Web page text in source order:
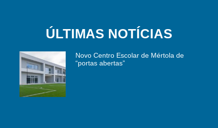
ÚLTIMAS NOTÍCIAS
Novo Centro Escolar de Mértola de
“portas abertas”